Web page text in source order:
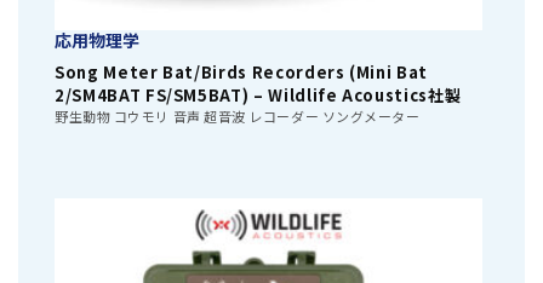
応用物理学
Song Meter Bat/Birds Recorders (Mini Bat
2/SM4BAT FS/SM5BAT) – Wildlife Acoustics社製
野生動物 コウモリ 音声 超音波 レコーダー ソングメーター